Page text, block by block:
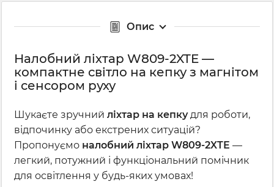
Опис
Налобний ліхтар W809-2XTE —
компактне світло на кепку з магнітом
і сенсором руху
Шукаєте зручний ліхтар на кепкудля роботи,
відпочинку або екстрених ситуацій?
Пропонуємо налобний ліхтар W809-2XTE —
легкий, потужний і функціональний помічник
для освітлення у будь-яких умовах!